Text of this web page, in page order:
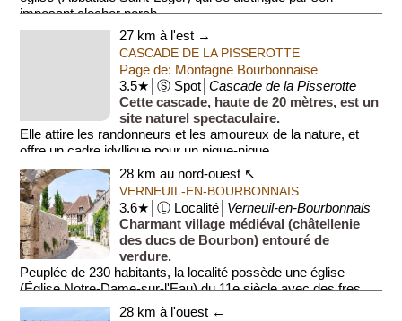
imposant clocher porch...
27 km à l'est →
CASCADE DE LA PISSEROTTE
Page de: Montagne Bourbonnaise
3.5★│Ⓢ Spot│Cascade de la Pisserotte
Cette cascade, haute de 20 mètres, est un
site naturel spectaculaire.
Elle attire les randonneurs et les amoureux de la nature, et
offre un cadre idyllique pour un pique-nique.
28 km au nord-ouest ↖
VERNEUIL-EN-BOURBONNAIS
3.6★│Ⓛ Localité│ Verneuil-en-Bourbonnais
Charmant village médiéval (châtellenie
des ducs de Bourbon) entouré de
verdure.
Peuplée de 230 habitants, la localité possède une église
(Église Notre-Dame-sur-l'Eau) du 11e siècle avec des fres...
28 km à l'ouest ←